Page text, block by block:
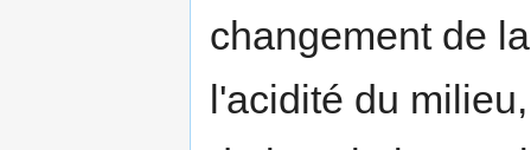
changement de
l'acidité du